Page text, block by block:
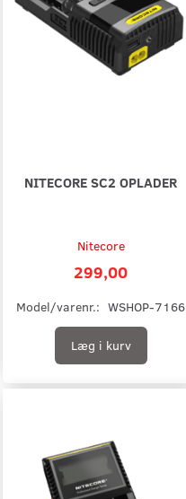
NITECORE SC2 OPLADER
Nitecore
299,00
Model/varenr.: WSHOP-7166
Læg i kurv